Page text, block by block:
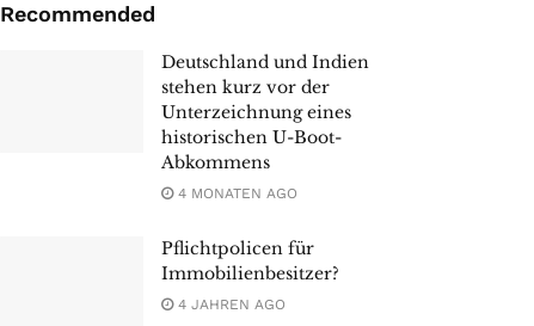
Recommended
Deutschland und Indien
stehen kurz vor der
Unterzeichnung eines
historischen U-Boot-
Abkommens
4 MONATEN AGO
Pflichtpolicen für
Immobilienbesitzer?
4 JAHREN AGO